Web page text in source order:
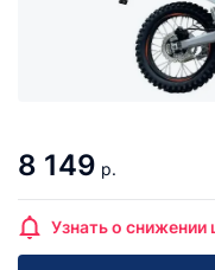
8 149 р.
Узнать о снижении